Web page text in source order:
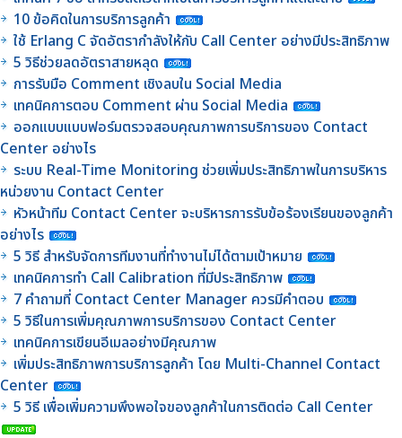
10 ข้อคิดในการบริการลูกค้า
ใช้ Erlang C จัดอัตรากำลังให้กับ Call Center อย่างมีประสิทธิภาพ
5 วิธีช่วยลดอัตราสายหลุด
การรับมือ Comment เชิงลบใน Social Media
เทคนิคการตอบ Comment ผ่าน Social Media
ออกแบบแบบฟอร์มตรวจสอบคุณภาพการบริการของ Contact
Center อย่างไร
ระบบ Real-Time Monitoring ช่วยเพิ่มประสิทธิภาพในการบริหาร
หน่วยงาน Contact Center
หัวหน้าทีม Contact Center จะบริหารการรับข้อร้องเรียนของลูกค้า
อย่างไร
5 วิธี สำหรับจัดการทีมงานที่ทำงานไม่ได้ตามเป้าหมาย
เทคนิคการทำ Call Calibration ที่มีประสิทธิภาพ
7 คำถามที่ Contact Center Manager ควรมีคำตอบ
5 วิธีในการเพิ่มคุณภาพการบริการของ Contact Center
เทคนิคการเขียนอีเมลอย่างมีคุณภาพ
เพิ่มประสิทธิภาพการบริการลูกค้า โดย Multi-Channel Contact
Center
5 วิธี เพื่อเพิ่มความพึงพอใจของลูกค้าในการติดต่อ Call Center